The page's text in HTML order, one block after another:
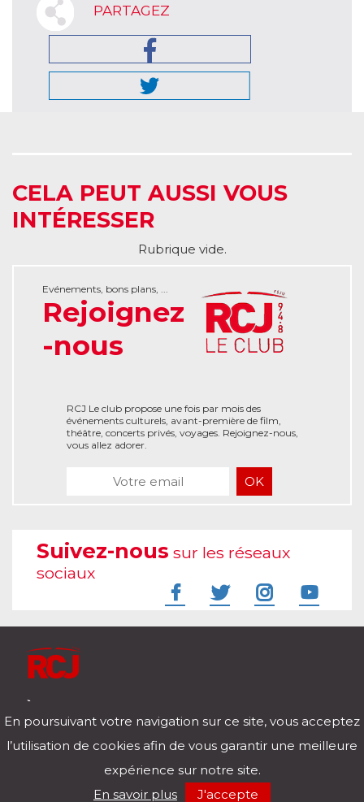
PARTAGEZ
CELA PEUT AUSSI VOUS
INTÉRESSER
Rubrique vide.
Evénements, bons plans, ...
Rejoignez
-nous
RCJ Le club propose une fois par mois des
événements culturels, avant-première de film,
théâtre, concerts privés, voyages. Rejoignez-nous,
vous allez adorer.
Suivez-nous sur les réseaux
sociaux
Télécharger notre application pour iOs et Android
En poursuivant votre navigation sur ce site, vous acceptez
l’utilisation de cookies afin de vous garantir une meilleure
expérience sur notre site.
En savoir plus
J'accepte